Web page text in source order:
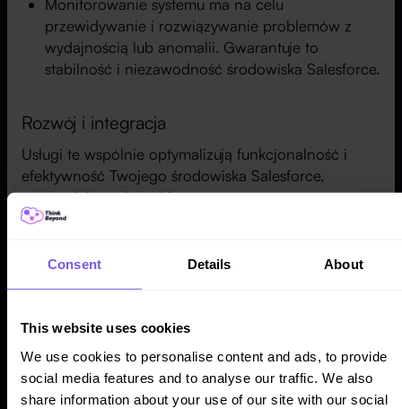
Consent Details About
This website uses cookies
We use cookies to personalise content and ads, to provide
social media features and to analyse our traffic. We also
share information about your use of our site with our social
Monitorowanie systemu ma na celu
przewidywanie i rozwiązywanie problemów z
wydajnością lub anomalii. Gwarantuje to
stabilność i niezawodność środowiska Salesforce.
Rozwój i integracja
Usługi te wspólnie optymalizują funkcjonalność i
efektywność Twojego środowiska Salesforce,
zapewniając sukces biznesowy:
płynnie łącząc Salesforce z systemami
zewnętrznymi poprzez interfejsy API i integrację
ESB. Monitoring integracji zapewnia
niezawodność i efektywność procesów wymiany